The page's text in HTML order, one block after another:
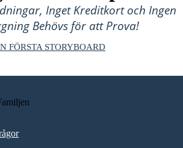
Inget Kreditkort och Ingen
Behövs för att Prova!
FÖRSTA STORYBOARD